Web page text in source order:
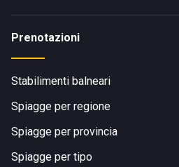
Prenotazioni
Stabilimenti balneari
Spiagge per regione
Spiagge per provincia
Spiagge per tipo